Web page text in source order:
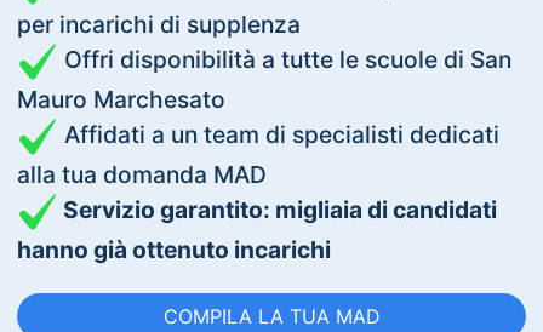
per incarichi di supplenza
Offri disponibilità a tutte le scuole di San
Mauro Marchesato
Affidati a un team di specialisti dedicati
alla tua domanda MAD
Servizio garantito: migliaia di candidati
hanno già ottenuto incarichi
COMPILA LA TUA MAD